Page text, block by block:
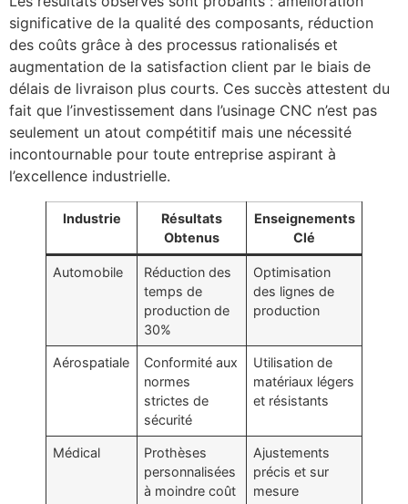
significative de la qualité des composants, réduction
des coûts grâce à des processus rationalisés et
augmentation de la satisfaction client par le biais de
délais de livraison plus courts. Ces succès attestent du
fait que l’investissement dans l’usinage CNC n’est pas
seulement un atout compétitif mais une nécessité
incontournable pour toute entreprise aspirant à
l’excellence industrielle.
Industrie
Résultats
Obtenus
Enseignements
Clé
Automobile
Réduction des
temps de
production de
30%
Optimisation
des lignes de
production
Aérospatiale
Conformité aux
normes
strictes de
sécurité
Utilisation de
matériaux légers
et résistants
Médical
Prothèses
personnalisées
à moindre coût
Ajustements
précis et sur
mesure